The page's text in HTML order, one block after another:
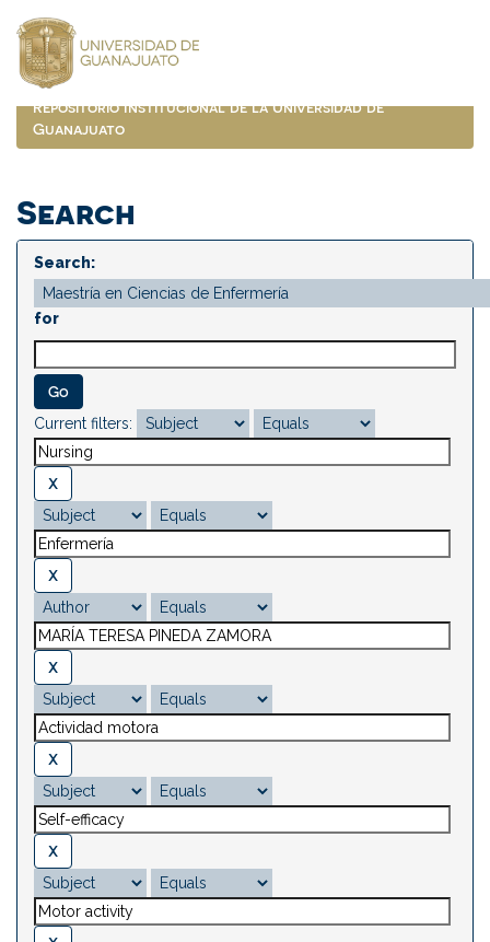
navigation
Repositorio Institucional de la Universidad de
Guanajuato
Search
Search:
for
Current filters: